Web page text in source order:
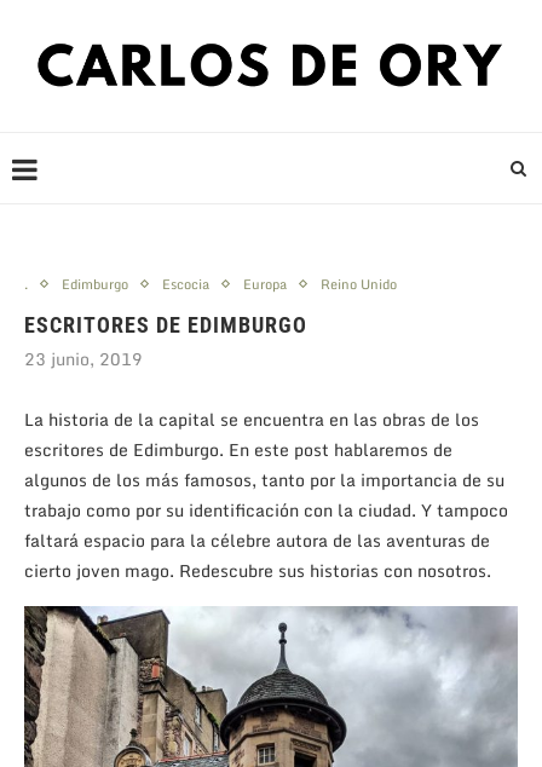
. Edimburgo Escocia Europa Reino Unido
ESCRITORES DE EDIMBURGO
23 junio, 2019
La historia de la capital se encuentra en las obras de los
escritores de Edimburgo. En este post hablaremos de
algunos de los más famosos, tanto por la importancia de su
trabajo como por su identificación con la ciudad. Y tampoco
faltará espacio para la célebre autora de las aventuras de
cierto joven mago. Redescubre sus historias con nosotros.